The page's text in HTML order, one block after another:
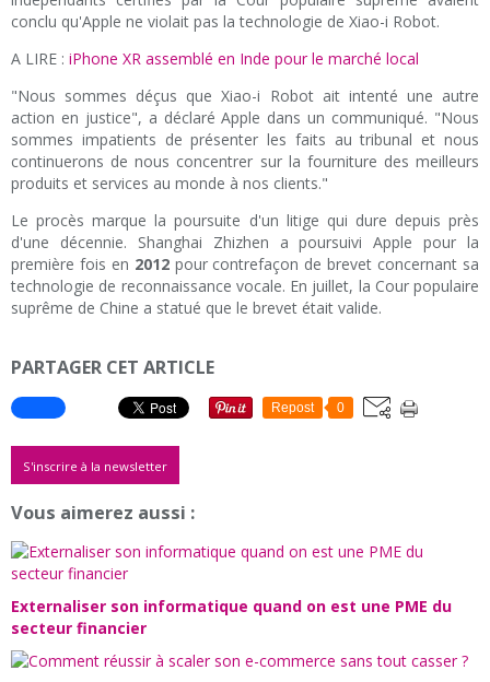
conclu qu'Apple ne violait pas la technologie de Xiao-i Robot.
A LIRE : iPhone XR assemblé en Inde pour le marché local
"Nous sommes déçus que Xiao-i Robot ait intenté une autre
action en justice", a déclaré Apple dans un communiqué. "Nous
sommes impatients de présenter les faits au tribunal et nous
continuerons de nous concentrer sur la fourniture des meilleurs
produits et services au monde à nos clients."
Le procès marque la poursuite d'un litige qui dure depuis près
d'une décennie. Shanghai Zhizhen a poursuivi Apple pour la
première fois en 2012pour contrefaçon de brevet concernant sa
technologie de reconnaissance vocale. En juillet, la Cour populaire
suprême de Chine a statué que le brevet était valide.
PARTAGER CET ARTICLE
Repost 0
S'inscrire à la newsletter
Vous aimerez aussi :
Externaliser son informatique quand on est une PME du
secteur financier